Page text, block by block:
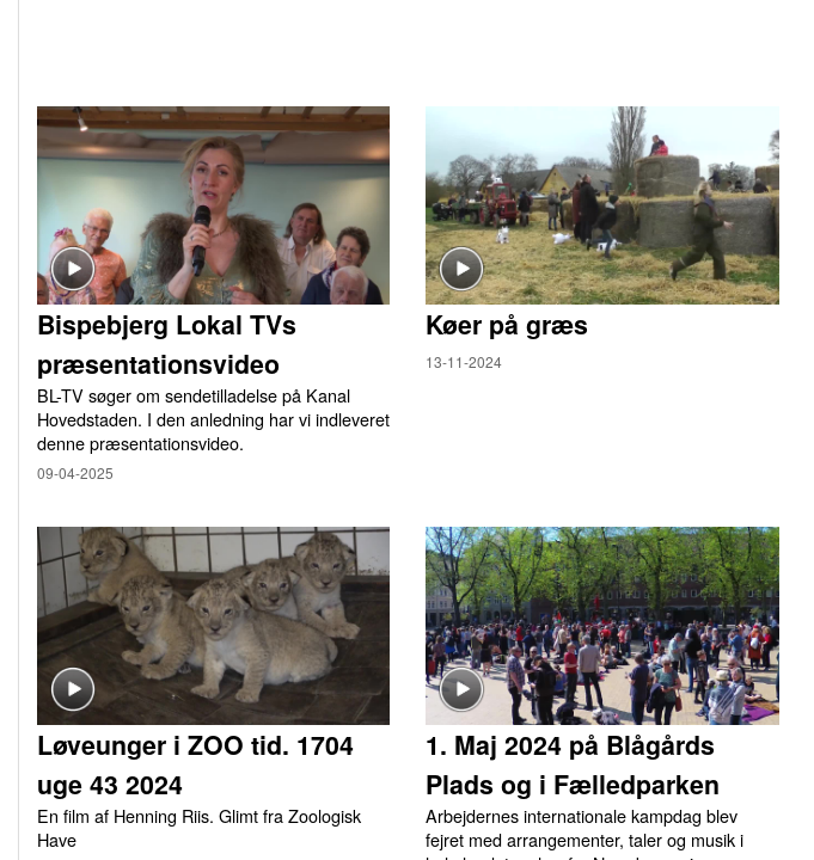
Bispebjerg Lokal TVs
præsentationsvideo
BL-TV søger om sendetilladelse på Kanal
Hovedstaden. I den anledning har vi indleveret
denne præsentationsvideo.
09-04-2025
Køer på græs
13-11-2024
Løveunger i ZOO tid. 1704
uge 43 2024
En film af Henning Riis. Glimt fra Zoologisk
Have
1. Maj 2024 på Blågårds
Plads og i Fælledparken
Arbejdernes internationale kampdag blev
fejret med arrangementer, taler og musik i